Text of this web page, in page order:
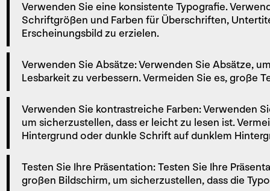
Verwenden Sie eine konsistente Typografie.
Schriftgrößen und Farben für Überschriften,
Erscheinungsbild zu erzielen.
Verwenden Sie Absätze: Verwenden Sie Absätze,
Lesbarkeit zu verbessern. Vermeiden Sie es, große
Verwenden Sie kontrastreiche Farben: Verwenden
um sicherzustellen, dass er leicht zu lesen ist.
Hintergrund oder dunkle Schrift auf dunklem
Testen Sie Ihre Präsentation: Testen Sie Ihre
großen Bildschirm, um sicherzustellen, dass die